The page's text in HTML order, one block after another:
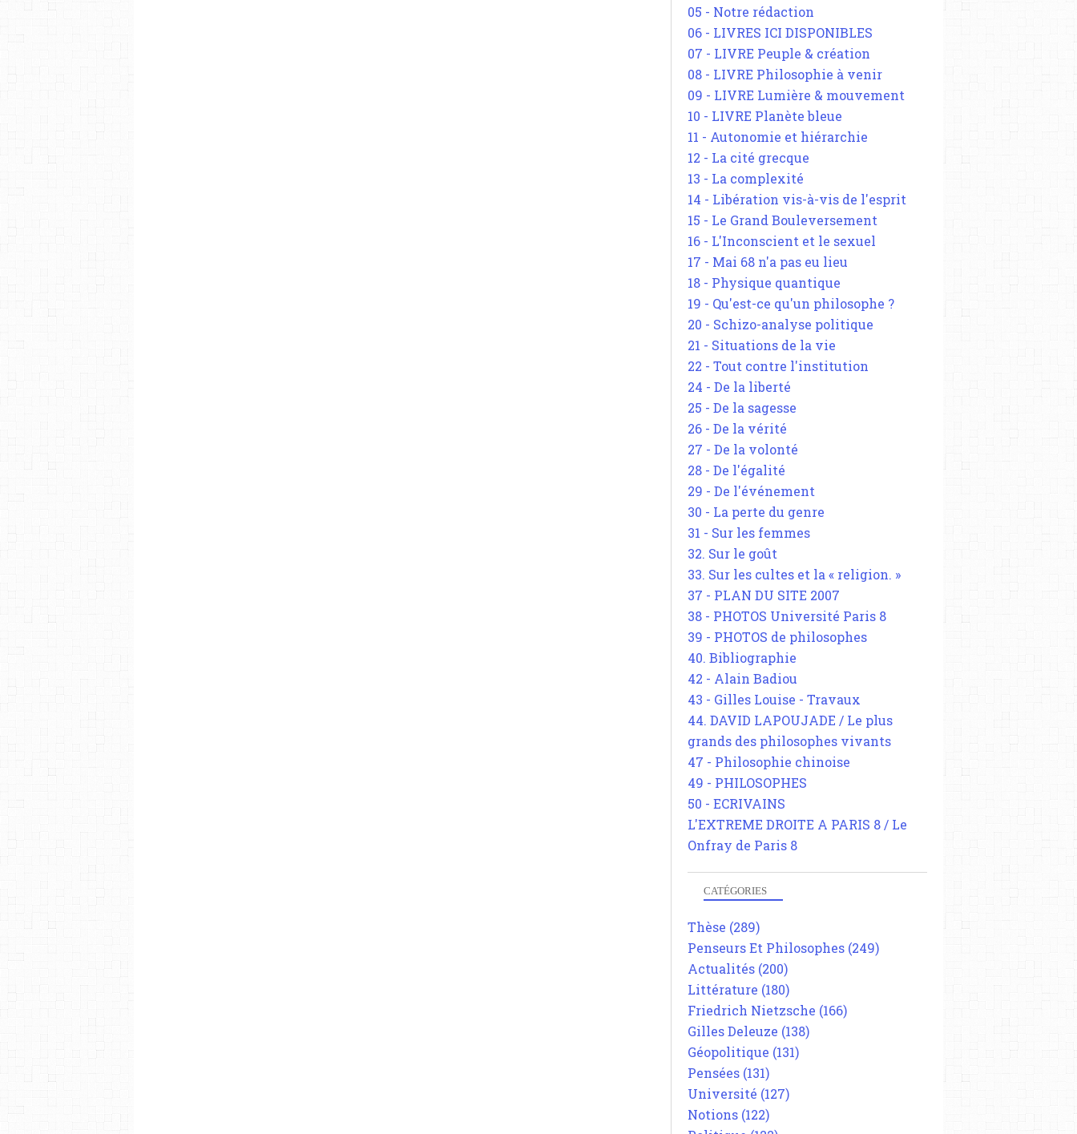
05 - Notre rédaction
06 - LIVRES ICI DISPONIBLES
07 - LIVRE Peuple & création
08 - LIVRE Philosophie à venir
09 - LIVRE Lumière & mouvement
10 - LIVRE Planète bleue
11 - Autonomie et hiérarchie
12 - La cité grecque
13 - La complexité
14 - Libération vis-à-vis de l'esprit
15 - Le Grand Bouleversement
16 - L'Inconscient et le sexuel
17 - Mai 68 n'a pas eu lieu
18 - Physique quantique
19 - Qu'est-ce qu'un philosophe ?
20 - Schizo-analyse politique
21 - Situations de la vie
22 - Tout contre l'institution
24 - De la liberté
25 - De la sagesse
26 - De la vérité
27 - De la volonté
28 - De l'égalité
29 - De l'événement
30 - La perte du genre
31 - Sur les femmes
32. Sur le goût
33. Sur les cultes et la « religion. »
37 - PLAN DU SITE 2007
38 - PHOTOS Université Paris 8
39 - PHOTOS de philosophes
40. Bibliographie
42 - Alain Badiou
43 - Gilles Louise - Travaux
44. DAVID LAPOUJADE / Le plus
grands des philosophes vivants
47 - Philosophie chinoise
49 - PHILOSOPHES
50 - ECRIVAINS
L'EXTREME DROITE A PARIS 8 / Le
Onfray de Paris 8
CATÉGORIES
Thèse (289)
Penseurs Et Philosophes (249)
Actualités (200)
Littérature (180)
Friedrich Nietzsche (166)
Gilles Deleuze (138)
Géopolitique (131)
Pensées (131)
Université (127)
Notions (122)